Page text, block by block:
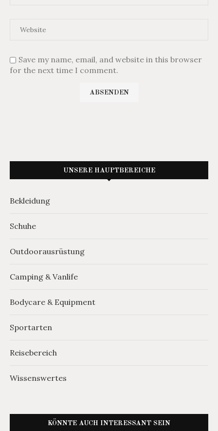
Save my name, email, and website in this browser
for the next time I comment.
UNSERE HAUPTBEREICHE
Bekleidung
Schuhe
Outdoorausrüstung
Camping & Vanlife
Bodycare & Equipment
Sportarten
Reisebereich
Wissenswertes
KÖNNTE AUCH INTERESSANT SEIN